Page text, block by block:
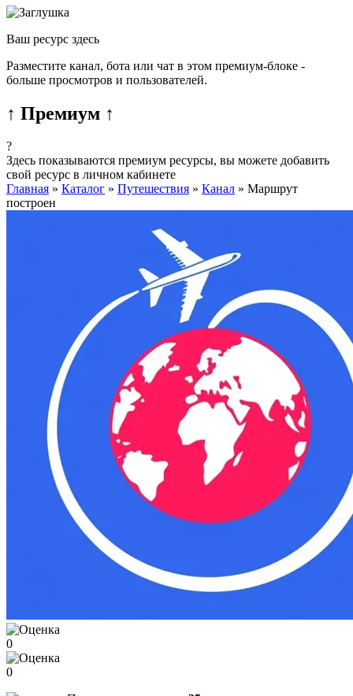
Ваш ресурс здесь
Разместите канал, бота или чат в этом премиум-блоке -
больше просмотров и пользователей.
↑ Премиум ↑
?
Здесь показываются премиум ресурсы, вы можете добавить
свой ресурс в личном кабинете
Главная » Каталог » Путешествия » Канал » Маршрут
построен
0
0